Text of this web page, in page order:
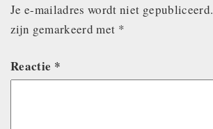
Je e-mailadres wordt niet gepubliceerd.
zijn gemarkeerd met *
Reactie *